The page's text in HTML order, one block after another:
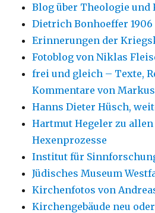
Blog über Theologie und
Dietrich Bonhoeffer 1906
Erinnerungen der
Fotoblog von Niklas
frei und gleich – Texte,
Kommentare von
Hanns Dieter Hüsch,
Hartmut Hegeler zu allen
Hexenprozesse
Institut für
Jüdisches Museum
Kirchenfotos von
Kirchengebäude neu